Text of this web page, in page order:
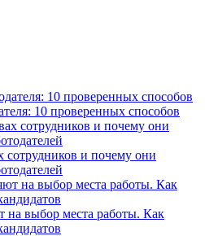
10 проверенных способов
сотрудников и почему они
выбор места работы. Как